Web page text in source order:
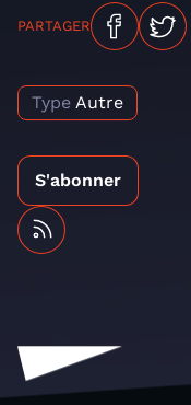
PARTAGER
Type Autre
S'abonner